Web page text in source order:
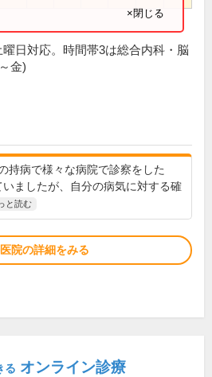
×閉じる
曜日対応。時間帯3は総合内科・脳
金)
持病で様々な病院で診察をした
ましたが、自分の病気に対する確
と読む
院の詳細をみる
る オンライン診療